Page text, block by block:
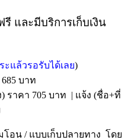
และมีบริการเก็บเงิน
ะแล้วรอรับได้เลย)
บาท
ราคา 705 บาท | แจ้ง (ชื่อ+ที่
โอน / แบบเก็บปลายทาง โดย